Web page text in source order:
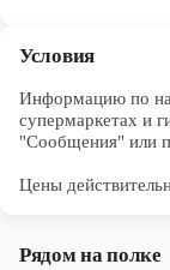
Условия
Информацию по
супермаркетах и
"Сообщения" или
Цены
Рядом на полке